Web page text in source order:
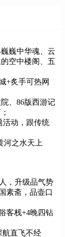
九华山五天特快
天祈福之旅>
0元
黄山（二次上
0元
巍中华魂、云
空中楼阁、五
+炙手可热网
、86版西游记
活动，跟传统
河之水天上
，升级品气势
素斋，品壶口
客栈+4晚四钻
航直飞不经